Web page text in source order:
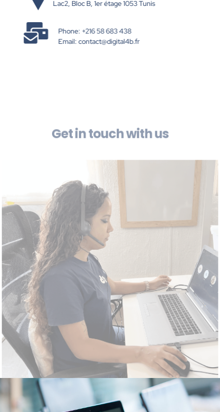
Lac2, Bloc B, 1er étage 1053 Tunis
Phone:+216 58 683 438
Email:contact@digital4b.fr
Get in touch with us